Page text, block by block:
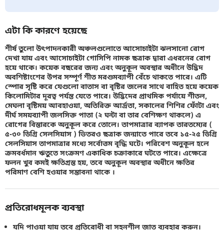
এটা কি কারণে হয়েছে
শীর্ষ তুলো উৎপাদনকারী অঞ্চলগুলোতে আসোচাইটা ঝলসানো রোগ
দেখা যায় এবং আসোচাইটা গোসিপি নামক ছত্রাক দ্বারা এধরনের রোগ
হয়ে থাকে। কয়েক বছরের জন্য এবং অনুকূল অবস্থার অধীনে উদ্ভিদ
অবশিষ্টাংশের উপর সম্পূর্ণ শীত মরশুমব্যাপী বেঁচে থাকতে পারে। এটি
স্পোর সৃষ্টি করে যেগুলো বাতাস বা বৃষ্টির জলের সাথে বাহিত হয়ে কয়েক
কিলোমিটার দূরত্ব পর্যন্ত যেতে পারে। উদ্ভিদের প্রাথমিক পর্যায়ে শীতল,
মেঘলা বৃষ্টিময় আবহাওয়া, অতিরিক্ত আর্দ্রতা, সকালের শিশির ফোঁটা এবং
দীর্ঘ সময়ব্যাপী জলসিক্ত পাতা (২ ঘন্টা বা তার বেশিক্ষণ থাকলে) এ
রোগের বিস্তারকে অনুকূল করে তোলে। তাপমাত্রার ব্যাপক তারতম্যের (
৫-৩০ ডিগ্রি সেলসিয়াস ) ভিতরও ছত্রাক জন্মাতে পারে তবে ১৫-২৫ ডিগ্রি
সেলসিয়াস তাপমাত্রার মধ্যে সর্বোত্তম বৃদ্ধি ঘটে। পরিবেশ অনুকূল হলে
ক্রমবর্ধমান ঋতুতে সংক্রমণ একাধিক চক্রাকারে ঘটতে পারে। এক্ষেত্রে
ফলন খুব কমই ক্ষতিগ্রস্ত হয়, তবে অনুকূল অবস্থার অধীনে ক্ষতির
পরিমাণ বেশি হওয়ার সম্ভাবনা থাকে ।
প্রতিরোধমূলক ব্যবস্থা
যদি পাওয়া যায় তবে প্রতিরোধী বা সহনশীল জাত ব্যবহার করুন।